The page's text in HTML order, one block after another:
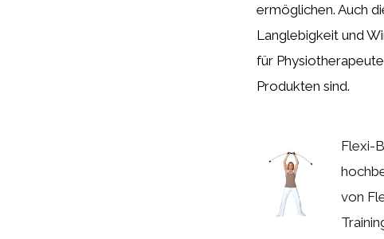
ermöglichen. Auch
Langlebigkeit und
für
Produkten sind.
Flexi-
von